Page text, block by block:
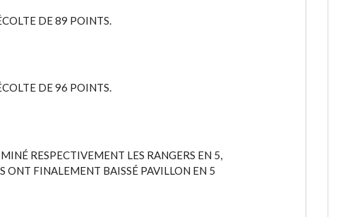
DE 89 POINTS.
DE 96 POINTS.
RESPECTIVEMENT LES RANGERS EN 5,
ONT FINALEMENT BAISSÉ PAVILLON EN 5